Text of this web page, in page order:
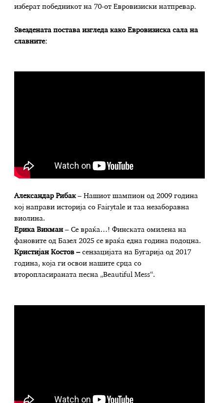
изберат победникот на 70-от Евровизиски натпревар.
Ѕвездената постава изгледа како Евровизиска сала на
славните:
Александар Рибак– Нашиот шампион од 2009 година
кој направи историја со Fairytale и таа незаборавна
виолина.
Ерика Викман – Се враќа…! Финската омилена на
фановите од Базел 2025 се враќа една година подоцна.
Кристијан Костов –сензацијата на Бугарија од 2017
година, која ги освои нашите срца со
второпласираната песна „Beautiful Mess“.